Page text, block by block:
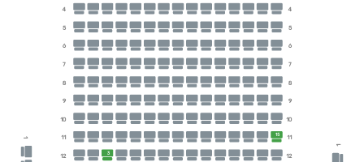
4 4
5 5
6 6
7 7
8 8
9 9
10 10
11
15
11
12
3
12
1
1